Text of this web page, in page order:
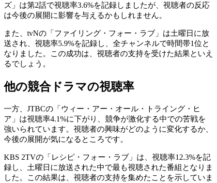
ズ」は第2話で視聴率3.6%を記録しましたが、視聴者の反応
は今後の展開に影響を与えるかもしれません。
また、tvNの「ファイリング・フォー・ラブ」は土曜日に放
送され、視聴率5.9%を記録し、全チャンネルで時間帯1位と
なりました。この成功は、視聴者の支持を受けた結果といえ
るでしょう。
他の競合ドラマの視聴率
一方、JTBCの「ウィー・アー・オール・トライング・ヒ
ア」は視聴率4.1%に下がり、競争が激化する中での苦戦を
強いられています。視聴者の興味がどのように変化するか、
今後の展開が気になるところです。
KBS 2TVの「レシピ・フォー・ラブ」は、視聴率12.3%を記
録し、土曜日に放送された中で最も視聴された番組となりま
した。この結果は、視聴者の支持を集めたことを示していま